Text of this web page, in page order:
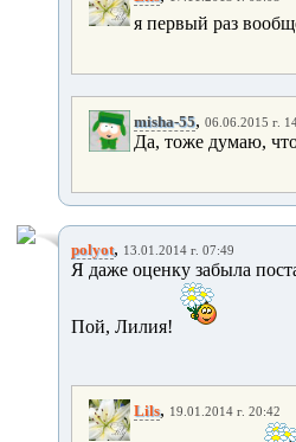
я первый раз
misha-55, 06.06.2015 г.
Да, тоже думаю,
polyot, 13.01.2014 г. 07:49
Я даже оценку забыла
Пой, Лилия!
Lils, 19.01.2014 г. 20:42